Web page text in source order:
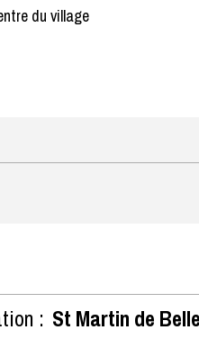
du village
: St Martin de